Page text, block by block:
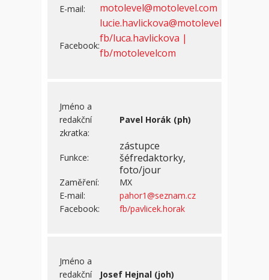
E-mail:
motolevel@motolevel.com
lucie.havlickova@motolevel.com
Facebook:
fb/luca.havlickova |
fb/motolevelcom
Jméno a
redakční
zkratka:
Pavel Horák (ph)
Funkce:
zástupce
šéfredaktorky,
foto/jour
Zaměření:
MX
E-mail:
pahor1@seznam.cz
Facebook:
fb/pavlicek.horak
Jméno a
redakční
Josef Hejnal (joh)